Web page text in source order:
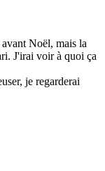
Noël, mais la
J'irai voir à quoi ça
je regarderai